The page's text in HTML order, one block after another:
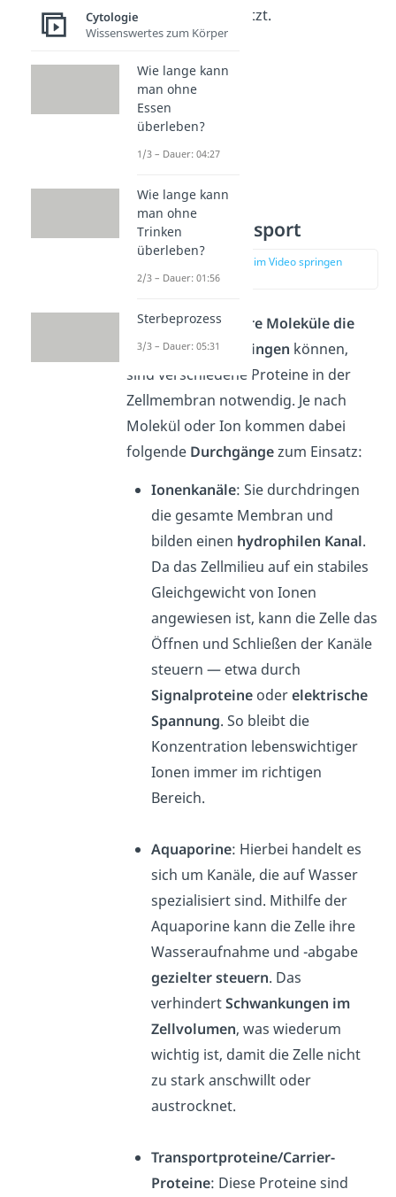
Gewebes unterstützt.
Membrantransport
zur Stelle im Video springen
(03:18)
Damit auchgrößere Moleküle die
Membran durchdringen können,
sind verschiedene Proteine in der
Zellmembran notwendig. Je nach
Molekül oder Ion kommen dabei
folgende Durchgängezum Einsatz:
Ionenkanäle: Sie durchdringen
die gesamte Membran und
bilden einen hydrophilen Kanal.
Da das Zellmilieu auf ein stabiles
Gleichgewicht von Ionen
angewiesen ist, kann die Zelle das
Öffnen und Schließen der Kanäle
steuern — etwa durch
Signalproteine oderelektrische
Spannung. So bleibt die
Konzentration lebenswichtiger
Ionen immer im richtigen
Bereich.
Aquaporine: Hierbei handelt es
sich um Kanäle, die auf Wasser
spezialisiert sind. Mithilfe der
Aquaporine kann die Zelle ihre
Wasseraufnahme und -abgabe
gezielter steuern. Das
verhindertSchwankungen im
Zellvolumen, was wiederum
wichtig ist, damit die Zelle nicht
zu stark anschwillt oder
austrocknet.
Transportproteine/Carrier-
Proteine: Diese Proteine sind
Cytologie
Wissenswertes zum Körper
Wie lange kann
man ohne
Essen
überleben?
1/3 – Dauer: 04:27
Wie lange kann
man ohne
Trinken
überleben?
2/3 – Dauer: 01:56
Sterbeprozess
3/3 – Dauer: 05:31